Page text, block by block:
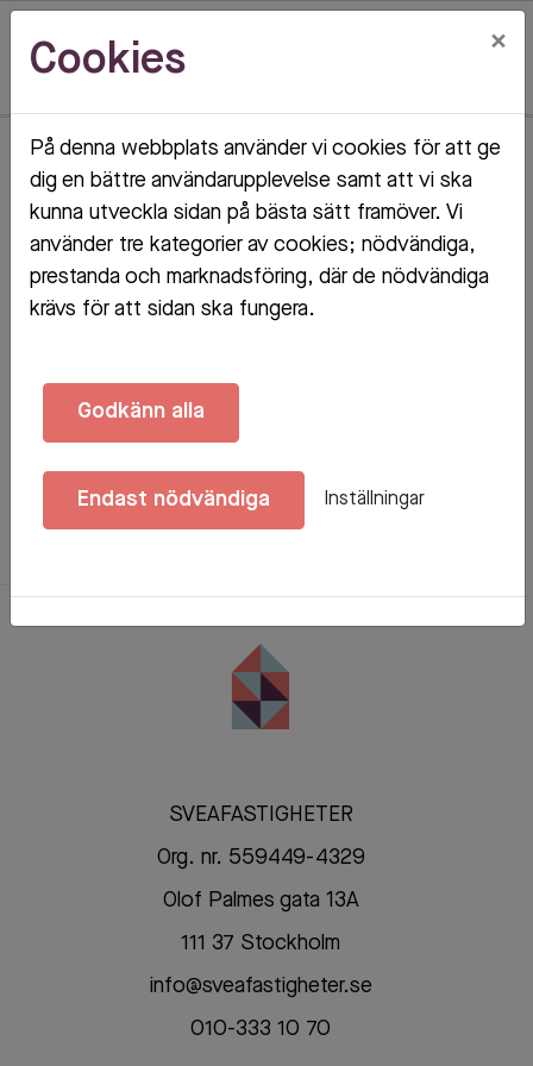
Hem Objektsdetalj
Objektsdetalj
Objektet kan ej visas
kan t.ex. bero på att det inte längre finns tillgängligt
att söka.
SVEAFASTIGHETER
Org. nr. 559449-4329
Olof Palmes gata 13A
111 37 Stockholm
info@sveafastigheter.se
010-333 10 70
Cookies ×
På denna webbplats använder vi cookies för att ge
dig en bättre användarupplevelse samt att vi ska
kunna utveckla sidan på bästa sätt framöver. Vi
använder tre kategorier av cookies; nödvändiga,
prestanda och marknadsföring, där de nödvändiga
krävs för att sidan ska fungera.
Godkänn alla
Endast nödvändiga Inställningar